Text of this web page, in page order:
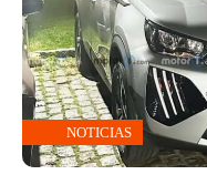
NOTICIAS